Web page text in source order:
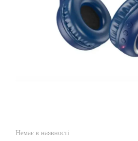
Немає в наявності